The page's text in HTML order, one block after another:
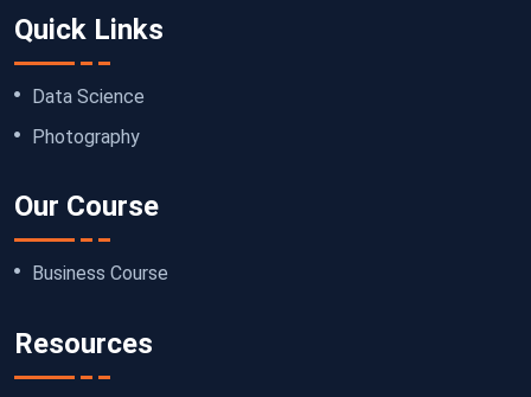
Quick Links
Data Science
Photography
Our Course
Business Course
Resources